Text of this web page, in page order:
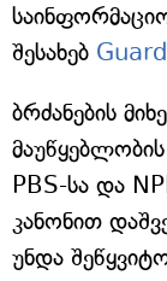
შესახებ
ბრძანების
PBS-სა და
კანონით
უნდა